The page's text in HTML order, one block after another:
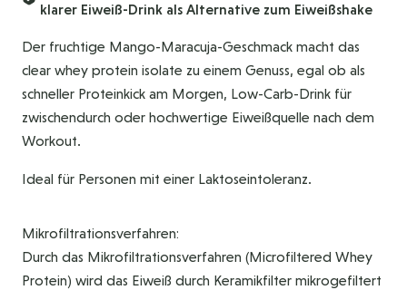
klarer Eiweiß-Drink als Alternative zum Eiweißshake
Der fruchtige Mango-Maracuja-Geschmack macht das
clear whey protein isolate zu einem Genuss, egal ob als
schneller Proteinkick am Morgen, Low-Carb-Drink für
zwischendurch oder hochwertige Eiweißquelle nach dem
Workout.
Ideal für Personen mit einer Laktoseintoleranz.
Mikrofiltrationsverfahren:
Durch das Mikrofiltrationsverfahren (Microfiltered Whey
Protein) wird das Eiweiß durch Keramikfilter mikrogefiltert